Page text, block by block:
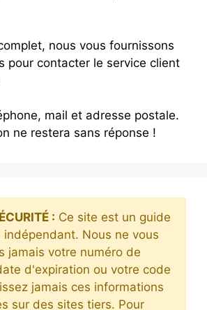
nous vous fournissons
pour contacter le service client
mail et adresse postale.
ne restera sans réponse !
: Ce site est un guide
Nous ne vous
jamais votre numéro de
d'expiration ou votre code
jamais ces informations
sur des sites tiers. Pour